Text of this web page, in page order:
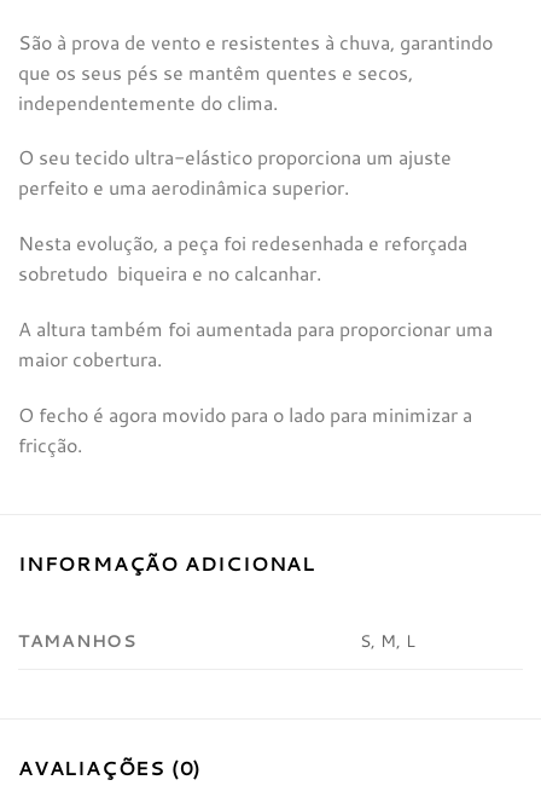
São à prova de vento e resistentes à chuva, garantindo
que os seus pés se mantêm quentes e secos,
independentemente do clima.
O seu tecido ultra-elástico proporciona um ajuste
perfeito e uma aerodinâmica superior.
Nesta evolução, a peça foi redesenhada e reforçada
sobretudo biqueira e no calcanhar.
A altura também foi aumentada para proporcionar uma
maior cobertura.
O fecho é agora movido para o lado para minimizar a
fricção.
INFORMAÇÃO ADICIONAL
TAMANHOS S, M, L
AVALIAÇÕES (0)